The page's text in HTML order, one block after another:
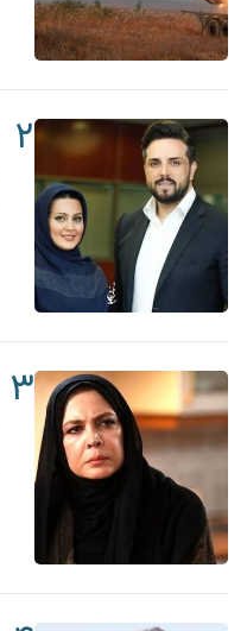
۲
۳